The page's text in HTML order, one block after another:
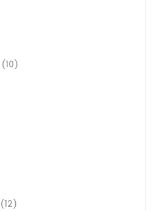
(10)
(12)